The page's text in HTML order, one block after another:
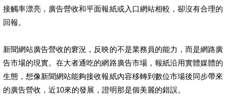
接觸率漂亮，廣告營收和平面報紙或入口網站相較，卻沒有合理的
回報。
新聞網站廣告營收的窘況，反映的不是業務員的能力，而是網路廣
告市場的現實。在大者通吃的網路廣告市場，報紙沿用實體媒體的
生態，想像新聞網站能夠接收報紙內容移轉到數位市場後同步帶來
的廣告營收，近10來的發展，證明那是個美麗的錯誤。